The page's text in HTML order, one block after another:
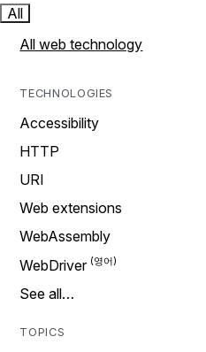
All
All web technology
TECHNOLOGIES
Accessibility
HTTP
URI
Web extensions
WebAssembly
WebDriver
See all…
TOPICS